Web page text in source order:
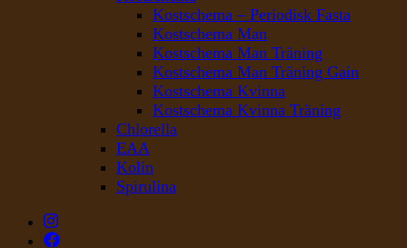
Kostschema – Periodisk Fasta
Kostschema Man
Kostschema Man Träning
Kostschema Man Träning Gain
Kostschema Kvinna
Kostschema Kvinna Träning
Chlorella
EAA
Kolin
Spirulina